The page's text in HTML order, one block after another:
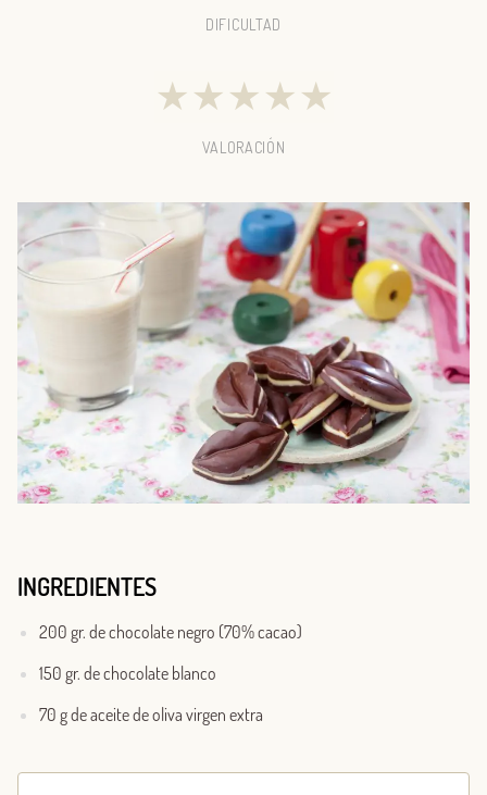
DIFICULTAD
★★★★★
VALORACIÓN
INGREDIENTES
200 gr. de chocolate negro (70% cacao)
150 gr. de chocolate blanco
70 g de aceite de oliva virgen extra